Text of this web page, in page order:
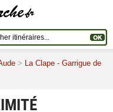
> La Clape - Garrigue de